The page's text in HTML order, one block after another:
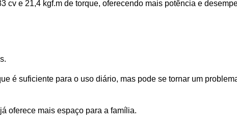
cv e 21,4 kgf.m de torque, oferecendo mais potência e
é suficiente para o uso diário, mas pode se tornar um
oferece mais espaço para a família.